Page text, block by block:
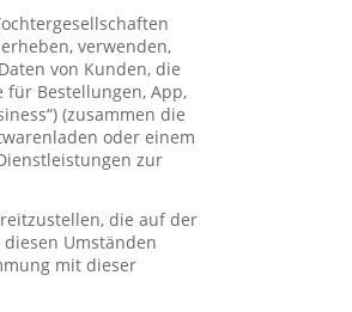
verwenden,
von Kunden, die
Bestellungen, App,
(zusammen die
oder einem
zur
die auf der
Umständen
mit dieser